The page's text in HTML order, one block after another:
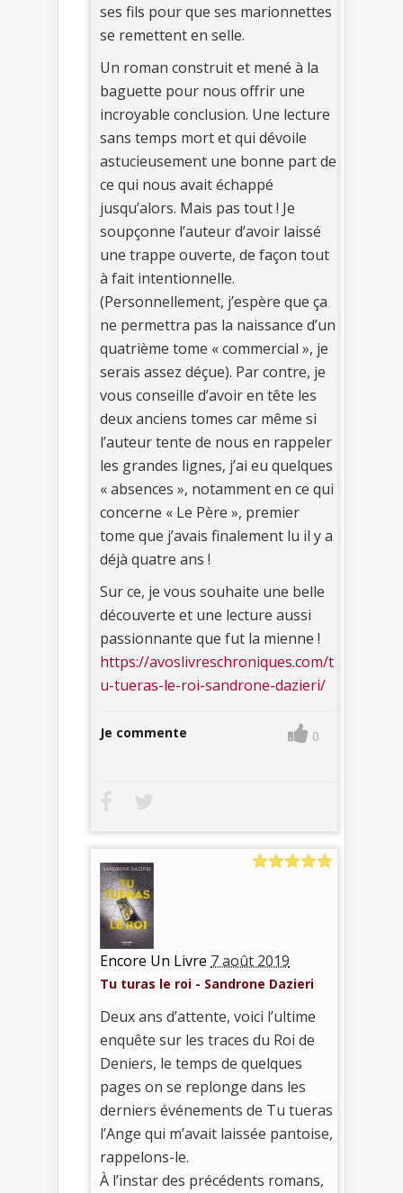
ses fils pour que ses marionnettes
se remettent en selle.
Un roman construit et mené à la
baguette pour nous offrir une
incroyable conclusion. Une lecture
sans temps mort et qui dévoile
astucieusement une bonne part de
ce qui nous avait échappé
jusqu’alors. Mais pas tout ! Je
soupçonne l’auteur d’avoir laissé
une trappe ouverte, de façon tout
à fait intentionnelle.
(Personnellement, j’espère que ça
ne permettra pas la naissance d’un
quatrième tome « commercial », je
serais assez déçue). Par contre, je
vous conseille d’avoir en tête les
deux anciens tomes car même si
l’auteur tente de nous en rappeler
les grandes lignes, j’ai eu quelques
« absences », notamment en ce qui
concerne « Le Père », premier
tome que j’avais finalement lu il y a
déjà quatre ans !
Sur ce, je vous souhaite une belle
découverte et une lecture aussi
passionnante que fut la mienne !
https://avoslivreschroniques.com/t
u-tueras-le-roi-sandrone-dazieri/
Je commente 0
Encore Un Livre 7 août 2019
Tu turas le roi - Sandrone Dazieri
Deux ans d’attente, voici l’ultime
enquête sur les traces du Roi de
Deniers, le temps de quelques
pages on se replonge dans les
derniers événements de Tu tueras
l’Ange qui m’avait laissée pantoise,
rappelons-le.
À l’instar des précédents romans,